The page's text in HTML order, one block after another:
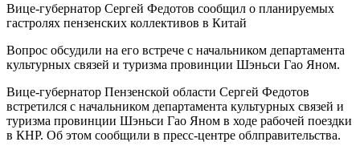
Вице-губернатор Сергей Федотов сообщил о планируемых
гастролях пензенских коллективов в Китай
Вопрос обсудили на его встрече с начальником департамента
культурных связей и туризма провинции Шэньси Гао Яном.
Вице-губернатор Пензенской области Сергей Федотов
встретился с начальником департамента культурных связей и
туризма провинции Шэньси Гао Яном в ходе рабочей поездки
в КНР. Об этом сообщили в пресс-центре облправительства.